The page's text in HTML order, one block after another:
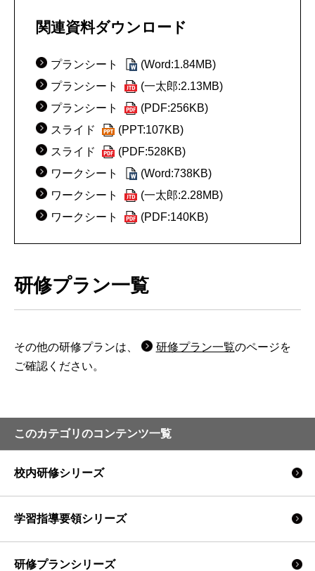
関連資料ダウンロード
プランシート
(Word:1.84MB)
プランシート
(一太郎:2.13MB)
プランシート
(PDF:256KB)
スライド
(PPT:107KB)
スライド
(PDF:528KB)
ワークシート
(Word:738KB)
ワークシート
(一太郎:2.28MB)
ワークシート
(PDF:140KB)
研修プラン一覧
その他の研修プランは、 研修プラン一覧のページを
ご確認ください。
このカテゴリのコンテンツ一覧
校内研修シリーズ
学習指導要領シリーズ
研修プランシリーズ